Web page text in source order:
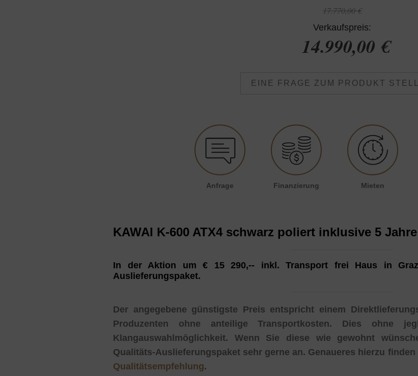
17.770,00 €
Verkaufspreis:
14.990,00 €
EINE FRAGE ZUM PRODUKT
Anfrage Finanzierung Mieten
355
KAWAI K-600 ATX4 schwarz poliert inklusive 5
In der Aktion um € 15 290,-- inkl. Transport frei Haus in
Auslieferungspaket.
Der angegebene günstigste Preis entspricht einem
Produzenten ohne anteilige Transportkosten. Dies ohne
Klangauswahlmöglichkeit. Wenn Sie diese wie gewohnt
Qualitäts-Auslieferungspaket sehr gerne an. Genaueres hierzu
Qualitätsempfehlung.